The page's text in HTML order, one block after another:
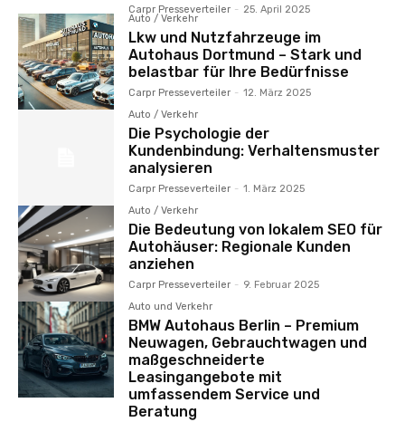
Carpr Presseverteiler - 25. April 2025
Auto / Verkehr
Lkw und Nutzfahrzeuge im
Autohaus Dortmund – Stark und
belastbar für Ihre Bedürfnisse
Carpr Presseverteiler - 12. März 2025
Auto / Verkehr
Die Psychologie der
Kundenbindung: Verhaltensmuster
analysieren
Carpr Presseverteiler - 1. März 2025
Auto / Verkehr
Die Bedeutung von lokalem SEO für
Autohäuser: Regionale Kunden
anziehen
Carpr Presseverteiler - 9. Februar 2025
Auto und Verkehr
BMW Autohaus Berlin – Premium
Neuwagen, Gebrauchtwagen und
maßgeschneiderte
Leasingangebote mit
umfassendem Service und
Beratung